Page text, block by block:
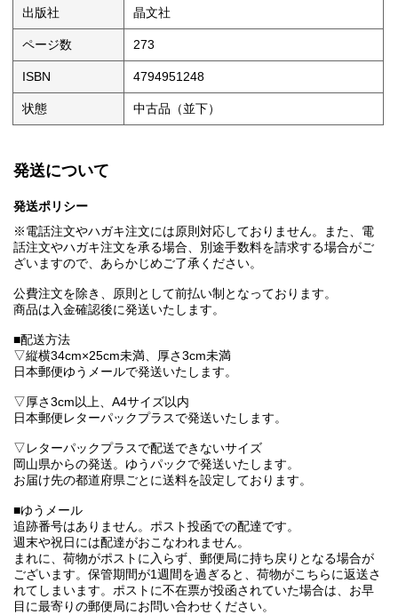
出版社 晶文社
ページ数 273
ISBN 4794951248
状態 中古品（並下）
発送について
発送ポリシー
※電話注文やハガキ注文には原則対応しておりません。また、電
話注文やハガキ注文を承る場合、別途手数料を請求する場合がご
ざいますので、あらかじめご了承ください。
公費注文を除き、原則として前払い制となっております。
商品は入金確認後に発送いたします。
■配送方法
▽縦横34cm×25cm未満、厚さ3cm未満
日本郵便ゆうメールで発送いたします。
▽厚さ3cm以上、A4サイズ以内
日本郵便レターパックプラスで発送いたします。
▽レターパックプラスで配送できないサイズ
岡山県からの発送。ゆうパックで発送いたします。
お届け先の都道府県ごとに送料を設定しております。
■ゆうメール
追跡番号はありません。ポスト投函での配達です。
週末や祝日には配達がおこなわれません。
まれに、荷物がポストに入らず、郵便局に持ち戻りとなる場合が
ございます。保管期間が1週間を過ぎると、荷物がこちらに返送さ
れてしまいます。ポストに不在票が投函されていた場合は、お早
目に最寄りの郵便局にお問い合わせください。